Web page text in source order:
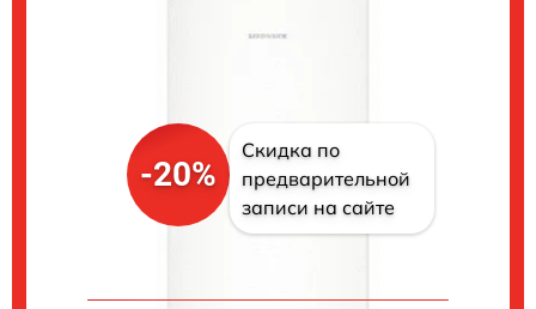
-20%
Скидка по
предварительной
записи на сайте